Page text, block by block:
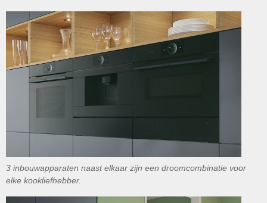
3 inbouwapparaten naast elkaar zijn een droomcombinatie voor
elke kookliefhebber.